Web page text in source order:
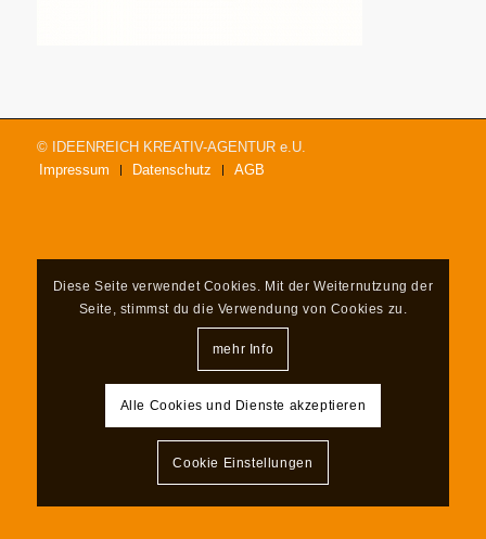
© IDEENREICH KREATIV-AGENTUR e.U.
Impressum
Datenschutz AGB
Diese Seite verwendet Cookies. Mit der Weiternutzung der
Seite, stimmst du die Verwendung von Cookies zu.
mehr Info
Alle Cookies und Dienste akzeptieren
Cookie Einstellungen